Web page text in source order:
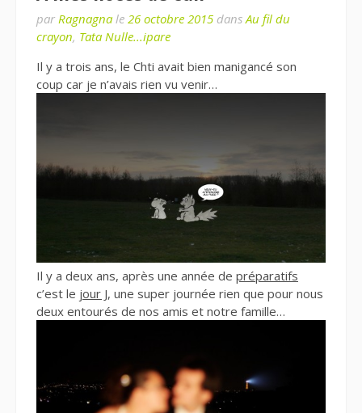
par Ragnagna le 26 octobre 2015 dansAu fil du
crayon, Tata Nulle...ipare
Il y a trois ans, le Chti avait bien manigancé son
coup car je n’avais rien vu venir…
Il y a deux ans, après une année de préparatifs
c’est le jour J, une super journée rien que pour nous
deux entourés de nos amis et notre famille…